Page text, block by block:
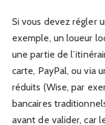
Si vous devez régler
exemple, un loueur
une partie de
carte, PayPal, ou via
réduits (Wise, par
bancaires
avant de valider, car